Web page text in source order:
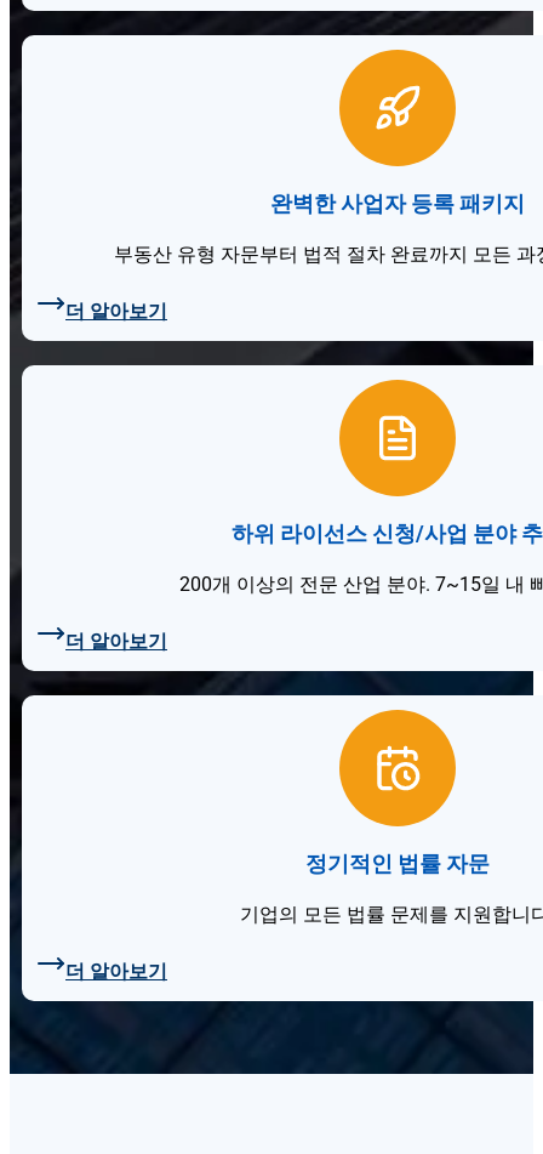
완벽한 사업자 등록 패키지
부동산 유형 자문부터 법적 절차 완료까지 모든
더 알아보기
하위 라이선스 신청/사업 분야
200개 이상의 전문 산업 분야. 7~15일 내
더 알아보기
정기적인 법률 자문
기업의 모든 법률 문제를 지원합니
더 알아보기